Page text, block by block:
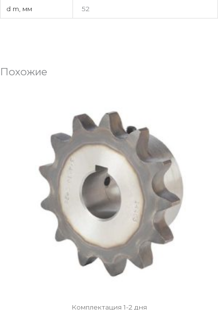
d m, мм 52
Похожие
Комплектация 1-2 дня